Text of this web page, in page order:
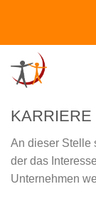
content
KARRIERE
An dieser Stelle
der das
Unternehmen